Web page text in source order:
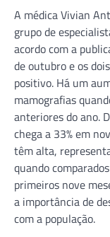
A médica Vivian
grupo de
acordo com a
de outubro e os
positivo. Há um
mamografias
anteriores do ano.
chega a 33% em
têm alta,
quando
primeiros nove
a importância de
com a população.